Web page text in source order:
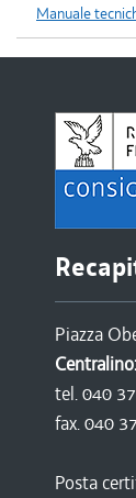
Manuale
Piazza
Centralino:
tel. 040
fax. 040
Posta